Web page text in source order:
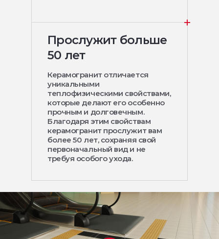
Прослужит больше
50 лет
Керамогранит отличается
уникальными
теплофизическими свойствами,
которые делают его особенно
прочным и долговечным.
Благодаря этим свойствам
керамогранит прослужит вам
более 50 лет, сохраняя свой
первоначальный вид и не
требуя особого ухода.